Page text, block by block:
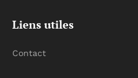
Liens utiles
Contact